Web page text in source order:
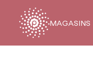
MAGASINS